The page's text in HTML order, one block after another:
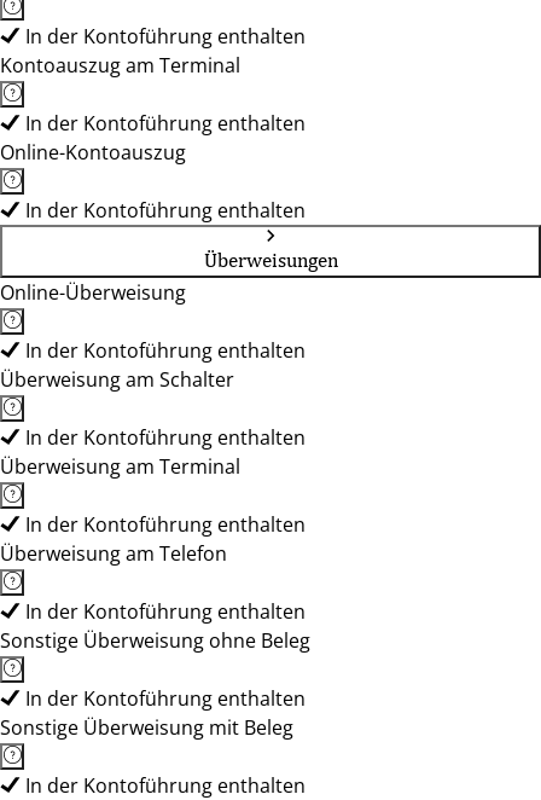
In der Kontoführung enthalten
Kontoauszug am Terminal
In der Kontoführung enthalten
Online-Kontoauszug
In der Kontoführung enthalten
Überweisungen
Online-Überweisung
In der Kontoführung enthalten
Überweisung am Schalter
In der Kontoführung enthalten
Überweisung am Terminal
In der Kontoführung enthalten
Überweisung am Telefon
In der Kontoführung enthalten
Sonstige Überweisung ohne Beleg
In der Kontoführung enthalten
Sonstige Überweisung mit Beleg
In der Kontoführung enthalten